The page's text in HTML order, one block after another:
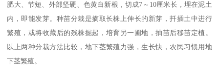
肥大、节短、外部坚硬、色黄白新根，切成7～10厘米长，埋在泥土
内，即能发芽。种苗分栽是摘取长株上伸长的新芽，扦插土中进行
繁殖，或将收藏后的残株掘起，培育另一圃地，抽苗后移苗定植。
以上两种分栽方法比较，地下茎繁殖力强，生长快，农民习惯用地
下茎繁殖。